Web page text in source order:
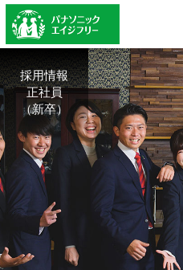
採用情報
正社員
（新卒）